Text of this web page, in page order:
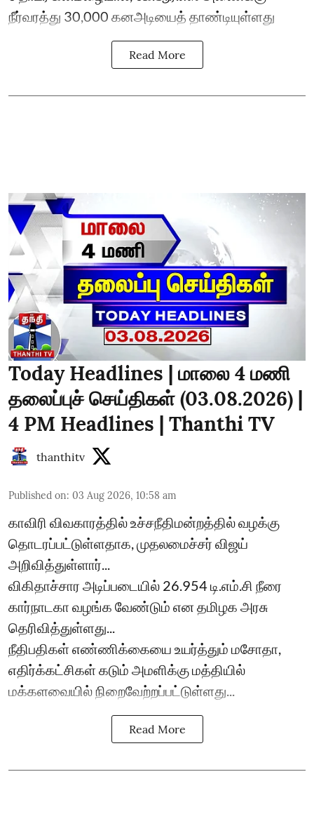
நீர்வரத்து 30,000 கனஅடியைத் தாண்டியுள்ளது
Read More
Today Headlines | மாலை 4 மணி
தலைப்புச் செய்திகள் (03.08.2026) |
4 PM Headlines | Thanthi TV
thanthitv
Published on: 03 Aug 2026, 10:58 am
காவிரி விவகாரத்தில் உச்சநீதிமன்றத்தில் வழக்கு
தொடரப்பட்டுள்ளதாக, முதலமைச்சர் விஜய்
அறிவித்துள்ளார்...
விகிதாச்சார அடிப்படையில் 26.954 டி.எம்.சி நீரை
கார்நாடகா வழங்க வேண்டும் என தமிழக அரசு
தெரிவித்துள்ளது...
நீதிபதிகள் எண்ணிக்கையை உயர்த்தும் மசோதா,
எதிர்க்கட்சிகள் கடும் அமளிக்கு மத்தியில்
மக்களவையில் நிறைவேற்றப்பட்டுள்ளது...
Read More